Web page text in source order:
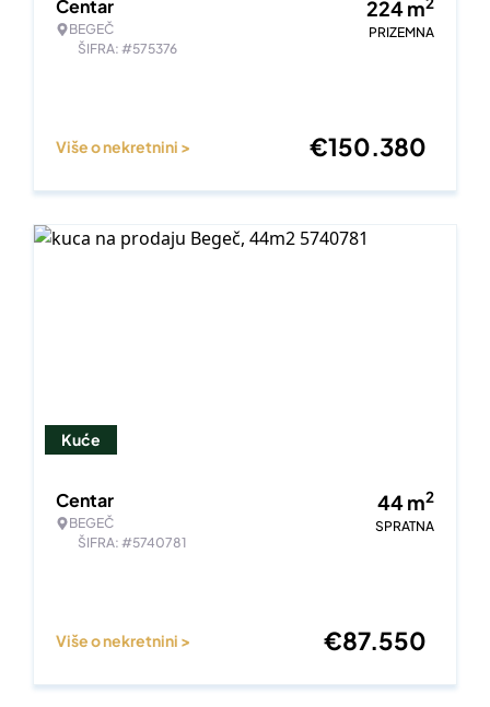
Centar
BEGEČ
ŠIFRA: #575376
224m
PRIZEMNA
Više o nekretnini > €150.380
Kuće
Centar
BEGEČ
ŠIFRA: #5740781
44m2
SPRATNA
Više o nekretnini > €87.550